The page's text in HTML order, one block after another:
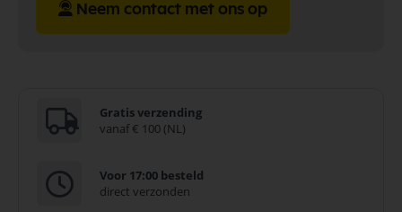
Neem contact met ons op
Gratis verzending
vanaf € 100 (NL)
Voor 17:00 besteld
direct verzonden